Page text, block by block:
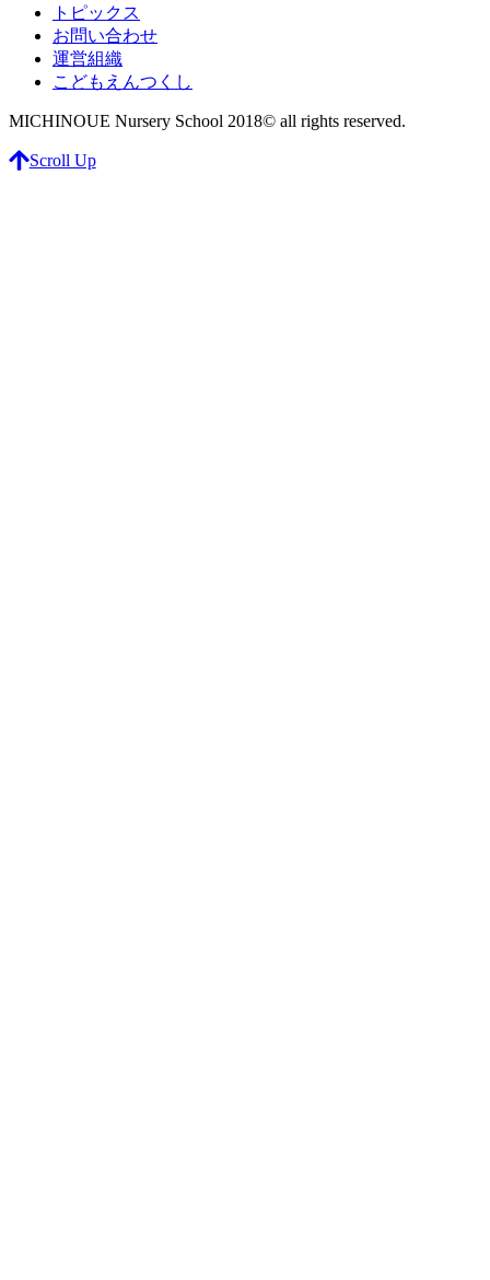
トピックス
お問い合わせ
運営組織
こどもえんつくし
MICHINOUE Nursery School 2018© all rights reserved.
Scroll Up